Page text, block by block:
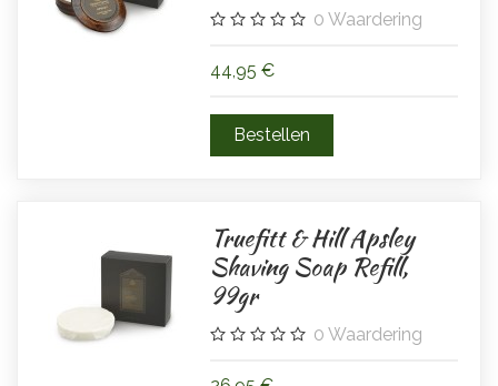
0 Waardering
44,95 €
Truefitt & Hill Apsley
Shaving Soap Refill,
99gr
0 Waardering